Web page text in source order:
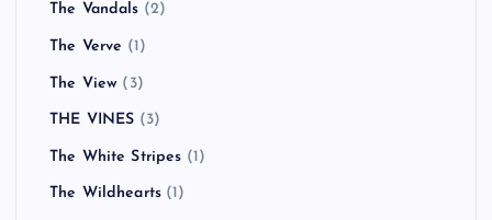
The Vandals (2)
The Verve (1)
The View (3)
THE VINES (3)
The White Stripes (1)
The Wildhearts (1)